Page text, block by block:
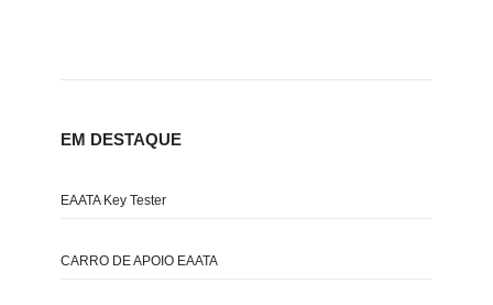
EM DESTAQUE
EAATA Key Tester
CARRO DE APOIO EAATA